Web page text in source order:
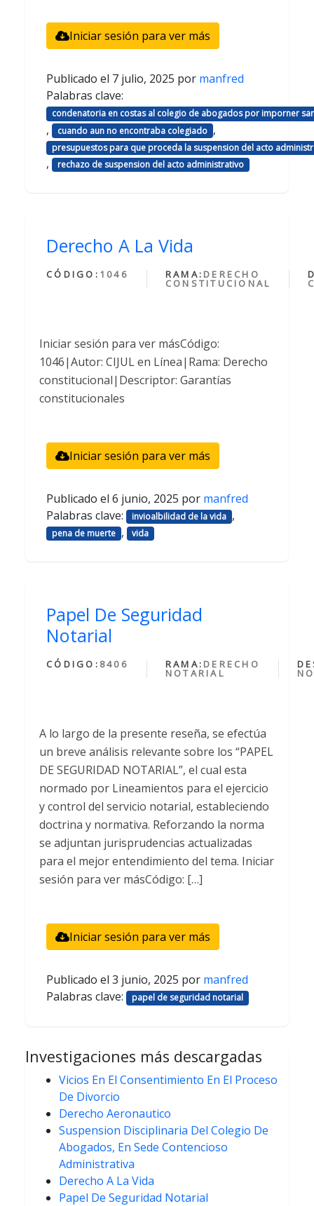
Iniciar sesión para ver más
Publicado el 7 julio, 2025 por manfred
Palabras clave:
condenatoria en costas al colegio de abogados por imporner
, cuando aun no encontraba colegiado ,
presupuestos para que proceda la suspension del acto
, rechazo de suspension del acto administrativo
Derecho A La Vida
CÓDIGO: 1046 RAMA: DERECHO
CONSTITUCIONAL
Iniciar sesión para ver másCódigo:
1046|Autor: CIJUL en Línea|Rama: Derecho
constitucional|Descriptor: Garantías
constitucionales
Iniciar sesión para ver más
Publicado el 6 junio, 2025 por manfred
Palabras clave:
invioalbilidad de la vida ,
pena de muerte , vida
Papel De Seguridad
Notarial
CÓDIGO: 8406 RAMA: DERECHO
NOTARIAL
A lo largo de la presente reseña, se efectúa
un breve análisis relevante sobre los “PAPEL
DE SEGURIDAD NOTARIAL”, el cual esta
normado por Lineamientos para el ejercicio
y control del servicio notarial, estableciendo
doctrina y normativa. Reforzando la norma
se adjuntan jurisprudencias actualizadas
para el mejor entendimiento del tema. Iniciar
sesión para ver másCódigo: […]
Iniciar sesión para ver más
Publicado el 3 junio, 2025 por manfred
Palabras clave:
papel de seguridad notarial
Investigaciones más descargadas
Vicios En El Consentimiento En El Proceso
De Divorcio
Derecho Aeronautico
Suspension Disciplinaria Del Colegio De
Abogados, En Sede Contencioso
Administrativa
Derecho A La Vida
Papel De Seguridad Notarial